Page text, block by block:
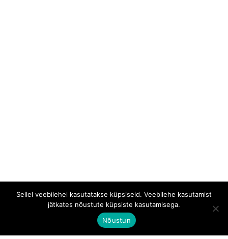
Sellel veebilehel kasutatakse küpsiseid. Veebilehe kasutamist
jätkates nõustute küpsiste kasutamisega.
Nõustun